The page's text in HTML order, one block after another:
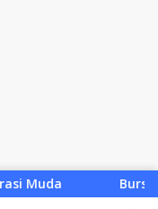
Bursa Ketua KONI NTB